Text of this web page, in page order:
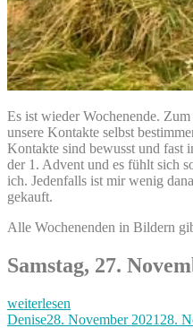
Es ist wieder Wochenende.
unsere Kontakte selbst
Kontakte sind bewusst und fast
der 1. Advent und es fühlt sich
ich. Jedenfalls ist mir wenig
gekauft.
Alle Wochenenden in Bildern
Samstag, 27.
„Von
Wald,
weiterlesen
Autor
DeniseVeröffentlicht
28. November 2021 28.